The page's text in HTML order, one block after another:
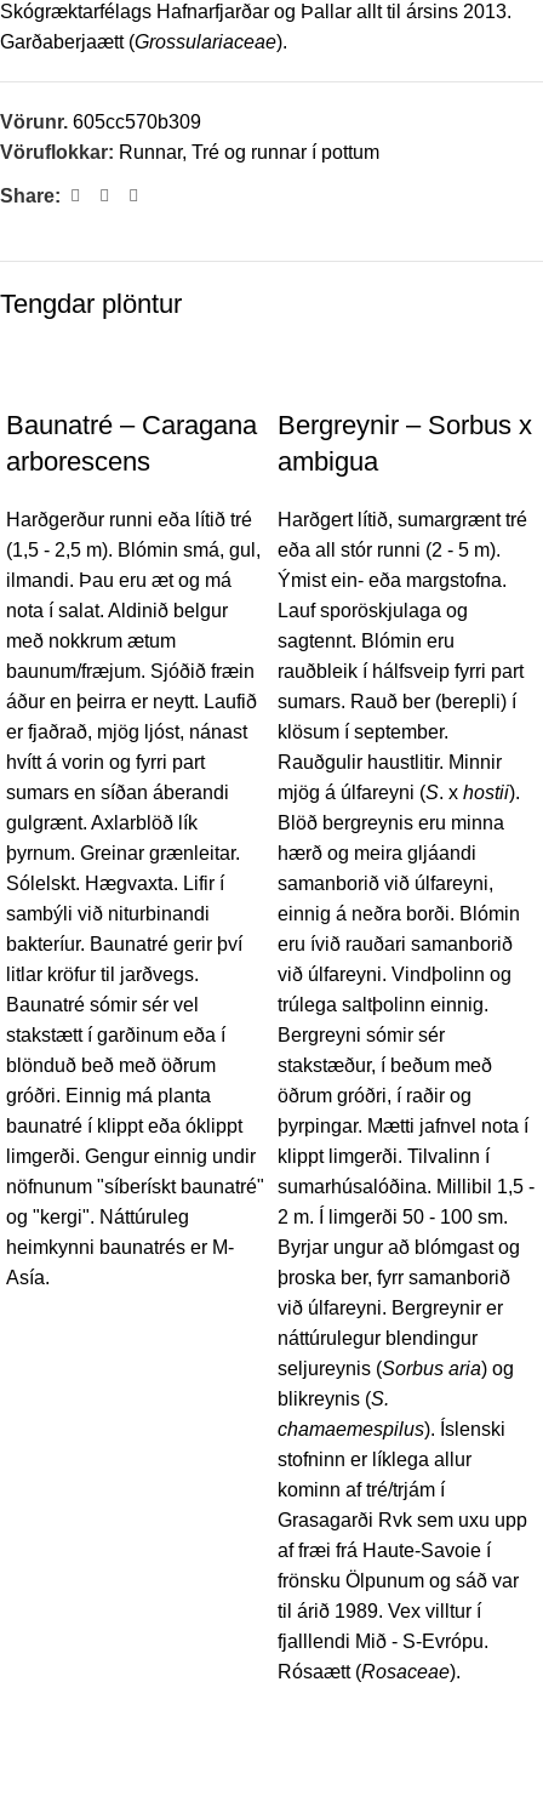
Skógræktarfélags Hafnarfjarðar og Þallar allt til ársins 2013.
Garðaberjaætt (Grossulariaceae).
Vörunr. 605cc570b309
Vöruflokkar: Runnar, Tré og runnar í pottum
Share:
Tengdar plöntur
Baunatré – Caragana
arborescens
Harðgerður runni eða lítið tré
(1,5 - 2,5 m). Blómin smá, gul,
ilmandi. Þau eru æt og má
nota í salat. Aldinið belgur
með nokkrum ætum
baunum/fræjum. Sjóðið fræin
áður en þeirra er neytt. Laufið
er fjaðrað, mjög ljóst, nánast
hvítt á vorin og fyrri part
sumars en síðan áberandi
gulgrænt. Axlarblöð lík
þyrnum. Greinar grænleitar.
Sólelskt. Hægvaxta. Lifir í
sambýli við niturbinandi
bakteríur. Baunatré gerir því
litlar kröfur til jarðvegs.
Baunatré sómir sér vel
stakstætt í garðinum eða í
blönduð beð með öðrum
gróðri. Einnig má planta
baunatré í klippt eða óklippt
limgerði. Gengur einnig undir
nöfnunum "síberískt baunatré"
og "kergi". Náttúruleg
heimkynni baunatrés er M-
Asía.
Bergreynir – Sorbus x
ambigua
Harðgert lítið, sumargrænt tré
eða all stór runni (2 - 5 m).
Ýmist ein- eða margstofna.
Lauf sporöskjulaga og
sagtennt. Blómin eru
rauðbleik í hálfsveip fyrri part
sumars. Rauð ber (berepli) í
klösum í september.
Rauðgulir haustlitir. Minnir
mjög á úlfareyni (S. x hostii).
Blöð bergreynis eru minna
hærð og meira gljáandi
samanborið við úlfareyni,
einnig á neðra borði. Blómin
eru ívið rauðari samanborið
við úlfareyni. Vindþolinn og
trúlega saltþolinn einnig.
Bergreyni sómir sér
stakstæður, í beðum með
öðrum gróðri, í raðir og
þyrpingar. Mætti jafnvel nota í
klippt limgerði. Tilvalinn í
sumarhúsalóðina. Millibil 1,5 -
2 m. Í limgerði 50 - 100 sm.
Byrjar ungur að blómgast og
þroska ber, fyrr samanborið
við úlfareyni. Bergreynir er
náttúrulegur blendingur
seljureynis (Sorbus aria) og
blikreynis (S.
chamaemespilus). Íslenski
stofninn er líklega allur
kominn af tré/trjám í
Grasagarði Rvk sem uxu upp
af fræi frá Haute-Savoie í
frönsku Ölpunum og sáð var
til árið 1989. Vex villtur í
fjalllendi Mið - S-Evrópu.
Rósaætt (Rosaceae).